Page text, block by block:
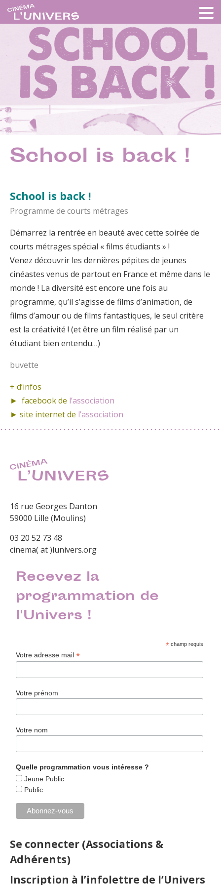
School is back !
School is back !
Programme de courts métrages
Démarrez la rentrée en beauté avec cette soirée de
courts métrages spécial « films étudiants » !
Venez découvrir les dernières pépites de jeunes
cinéastes venus de partout en France et même dans le
monde ! La diversité est encore une fois au
programme, qu’il s’agisse de films d’animation, de
films d’amour ou de films fantastiques, le seul critère
est la créativité ! (et être un film réalisé par un
étudiant bien entendu…)
buvette
+ d’infos
► facebook de l’association
► site internet de l’association
16 rue Georges Danton
59000 Lille (Moulins)
03 20 52 73 48
cinema( at )lunivers.org
Recevez la
programmation de
l'Univers !
* champ requis
Votre adresse mail*
Votre prénom
Votre nom
Quelle programmation vous intéresse ?
Jeune Public
Public
Se connecter (Associations &
Adhérents)
Inscription à l’infolettre de l’Univers